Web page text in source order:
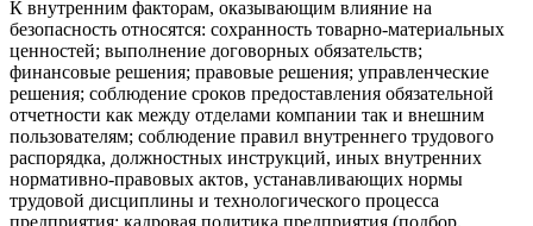
К внутренним факторам, оказывающим влияние на
безопасность относятся: сохранность товарно-материальных
ценностей; выполнение договорных обязательств;
финансовые решения; правовые решения; управленческие
решения; соблюдение сроков предоставления обязательной
отчетности как между отделами компании так и внешним
пользователям; соблюдение правил внутреннего трудового
распорядка, должностных инструкций, иных внутренних
нормативно-правовых актов, устанавливающих нормы
трудовой дисциплины и технологического процесса